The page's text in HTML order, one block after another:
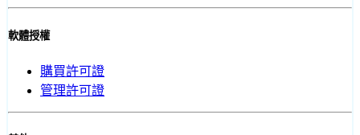
軟體授權
購買許可證
管理許可證